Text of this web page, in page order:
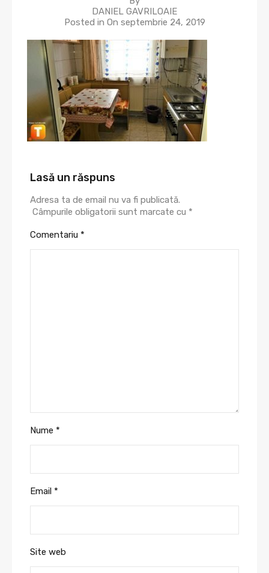
DANIEL GAVRILOAIE
Posted in On septembrie 24, 2019
Lasă un răspuns
Adresa ta de email nu va fi publicată.
Câmpurile obligatorii sunt marcate cu *
Comentariu *
Nume *
Email *
Site web